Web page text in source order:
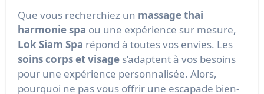
Que vous recherchiez un massage thai
harmonie spa ou une expérience sur mesure,
Lok Siam Spa répond à toutes vos envies. Les
soins corps et visages’adaptent à vos besoins
pour une expérience personnalisée. Alors,
pourquoi ne pas vous offrir une escapade bien-